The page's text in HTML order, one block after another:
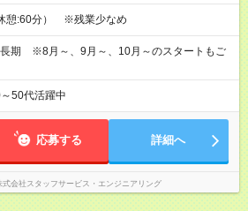
憩:60分） ※残業少なめ
長期 ※8月～、9月～、10月～のスタートもご
50代活躍中
応募する 詳細へ
式会社スタッフサービス・エンジニアリング